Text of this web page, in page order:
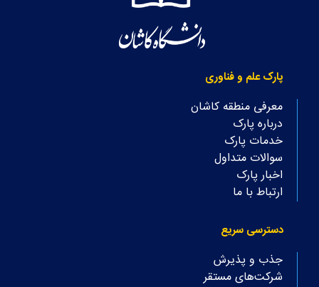
پارک علم و فناوری
معرفی منطقه کاشان
درباره پارک
خدمات پارک
سوالات متداول
اخبار پارک
ارتباط با ما
دسترسی سریع
جذب و پذیرش
شرکت‌های مستقر